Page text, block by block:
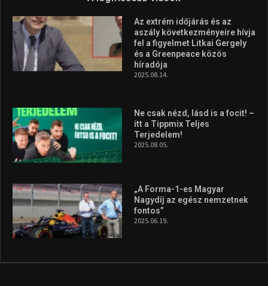
Az extrém időjárás és az
aszály következményeire hívja
fel a figyelmet Litkai Gergely
és a Greenpeace közös
híradója
2025.08.14.
Ne csak nézd, lásd is a focit! –
itt a Tippmix Teljes
Terjedelem!
2025.08.05.
„A Forma-1-es Magyar
Nagydíj az egész nemzetnek
fontos”
2025.06.19.